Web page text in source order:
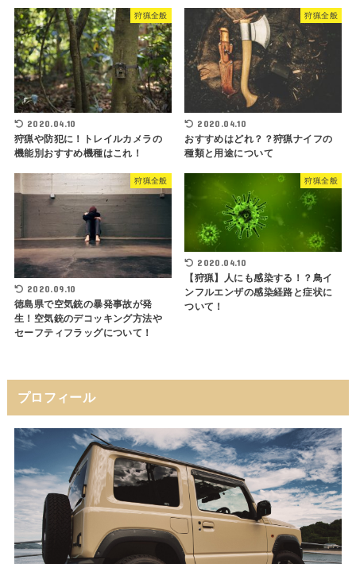
狩猟全般
2020.04.10
狩猟や防犯に！トレイルカメラの
機能別おすすめ機種はこれ！
狩猟全般
2020.04.10
おすすめはどれ？？狩猟ナイフの
種類と用途について
狩猟全般
2020.09.10
徳島県で空気銃の暴発事故が発
生！空気銃のデコッキング方法や
セーフティフラッグについて！
狩猟全般
2020.04.10
【狩猟】人にも感染する！？鳥イ
ンフルエンザの感染経路と症状に
ついて！
プロフィール